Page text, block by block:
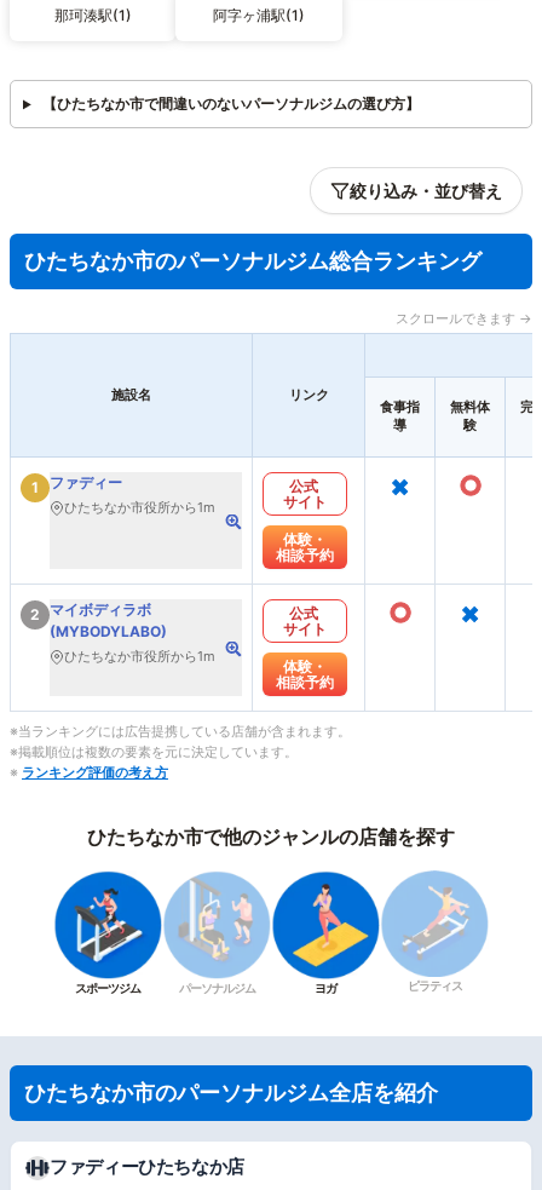
那珂湊駅(1) 阿字ヶ浦駅(1)
【ひたちなか市で間違いのないパーソナルジムの選び方】
絞り込み・並び替え
ひたちなか市のパーソナルジム総合ランキング
スクロールできます →
施設名 リンク
食事指
導
無料体
験
完
1 ファディー
ひたちなか市役所から1m
公式
サイト
体験・
相談予約
× ○
2
マイボディラボ
(MYBODYLABO)
ひたちなか市役所から1m
公式
サイト
体験・
相談予約
○ ×
※当ランキングには広告提携している店舗が含まれます。
※掲載順位は複数の要素を元に決定しています。
※ ランキング評価の考え方
ひたちなか市で他のジャンルの店舗を探す
スポーツジム パーソナルジム ヨガ ピラティス
ひたちなか市のパーソナルジム全店を紹介
ファディーひたちなか店